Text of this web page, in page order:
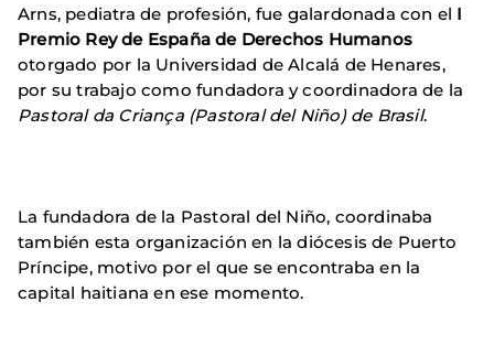
Arns, pediatra de profesión, fue galardonada con el I
Premio Rey de España de Derechos Humanos
otorgado por la Universidad de Alcalá de Henares,
por su trabajo como fundadora y coordinadora de la
Pastoral da Criança (Pastoral del Niño) de Brasil.
La fundadora de la Pastoral del Niño, coordinaba
también esta organización en la diócesis de Puerto
Príncipe, motivo por el que se encontraba en la
capital haitiana en ese momento.